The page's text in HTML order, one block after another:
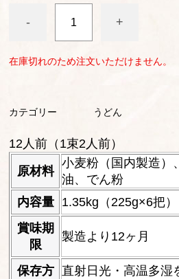
- +
在庫切れのため注文いただけません。
カテゴリー うどん
12人前（1束2人前）
原材料
小麦粉（国内製造）
油、でん粉
内容量
1.35kg（225g×6把）
賞味期
限
製造より12ヶ月
保存方
直射日光・高温多湿